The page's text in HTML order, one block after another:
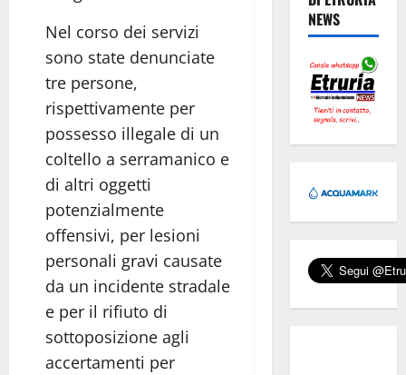
Nel corso dei servizi
sono state denunciate
tre persone,
rispettivamente per
possesso illegale di un
coltello a serramanico e
di altri oggetti
potenzialmente
offensivi, per lesioni
personali gravi causate
da un incidente stradale
e per il rifiuto di
sottoposizione agli
accertamenti per
NEWS